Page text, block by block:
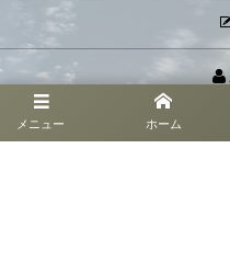
メニュー ホーム